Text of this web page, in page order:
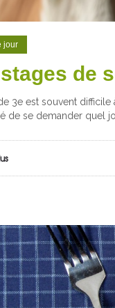
jour
de
3e est souvent
de se demander quel